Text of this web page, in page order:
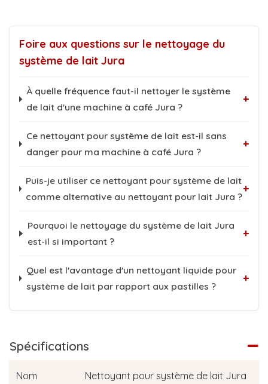
Foire aux questions sur le nettoyage du
système de lait Jura
À quelle fréquence faut-il nettoyer le système
de lait d'une machine à café Jura ?
+
Ce nettoyant pour système de lait est-il sans
danger pour ma machine à café Jura ?
+
Puis-je utiliser ce nettoyant pour système de lait
comme alternative au nettoyant pour lait Jura ?
+
Pourquoi le nettoyage du système de lait Jura
est-il si important ?
+
Quel est l'avantage d'un nettoyant liquide pour
système de lait par rapport aux pastilles ?
+
Spécifications
Nom
Nettoyant pour système de lait Jura